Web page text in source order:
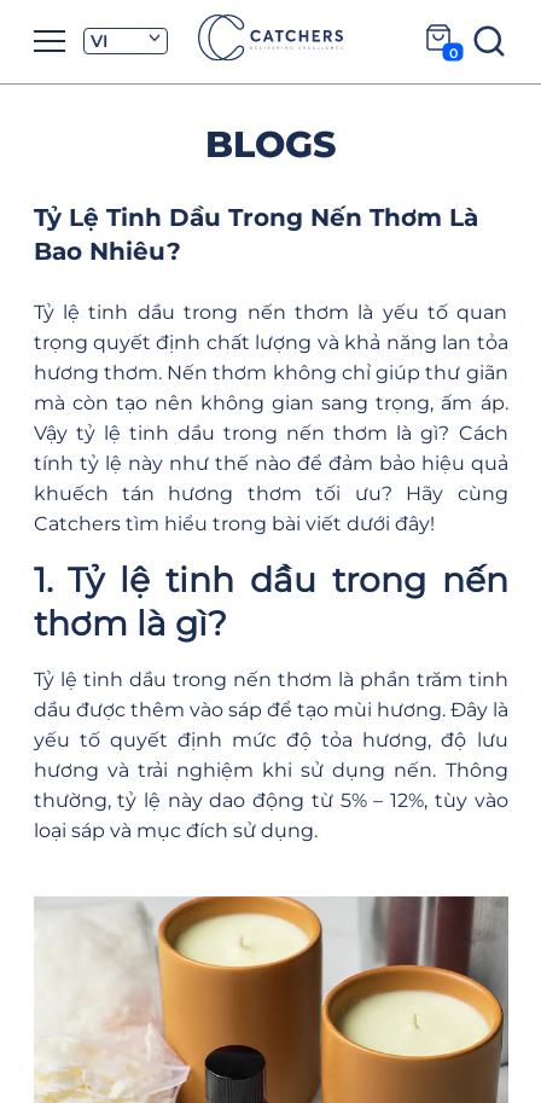
VI 0
BLOGS
Tỷ Lệ Tinh Dầu Trong Nến Thơm Là
Bao Nhiêu?
Tỷ lệ tinh dầu trong nến thơm là yếu tố quan
trọng quyết định chất lượng và khả năng lan tỏa
hương thơm. Nến thơm không chỉ giúp thư giãn
mà còn tạo nên không gian sang trọng, ấm áp.
Vậy tỷ lệ tinh dầu trong nến thơm là gì? Cách
tính tỷ lệ này như thế nào để đảm bảo hiệu quả
khuếch tán hương thơm tối ưu? Hãy cùng
Catchers tìm hiểu trong bài viết dưới đây!
1. Tỷ lệ tinh dầu trong nến
thơm là gì?
Tỷ lệ tinh dầu trong nến thơm là phần trăm tinh
dầu được thêm vào sáp để tạo mùi hương. Đây là
yếu tố quyết định mức độ tỏa hương, độ lưu
hương và trải nghiệm khi sử dụng nến. Thông
thường, tỷ lệ này dao động từ 5% – 12%, tùy vào
loại sáp và mục đích sử dụng.